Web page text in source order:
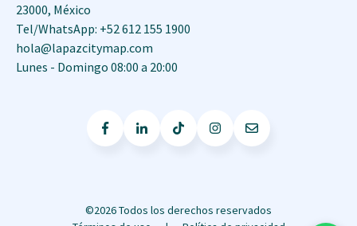
23000, México
Tel/WhatsApp: +52 612 155 1900
hola@lapazcitymap.com
Lunes - Domingo 08:00 a 20:00
©2026 Todos los derechos reservados